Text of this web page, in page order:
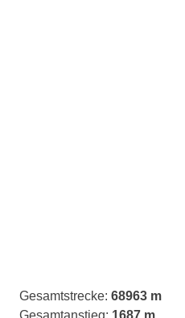
Gesamtstrecke: 68963 m